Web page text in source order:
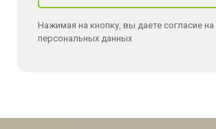
Нажимая на кнопку, вы даете согласие
персональных данных